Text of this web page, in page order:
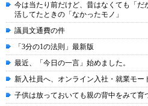
今は当たり前だけど、昔はなくても「
活してたときの「なかったモノ」
議員文通費の件
「3分の1の法則」最新版
最近、「今日の一言」始めました。
新入社員へ、オンライン入社・就業モー
子供は放っておいても親の背中をみて育